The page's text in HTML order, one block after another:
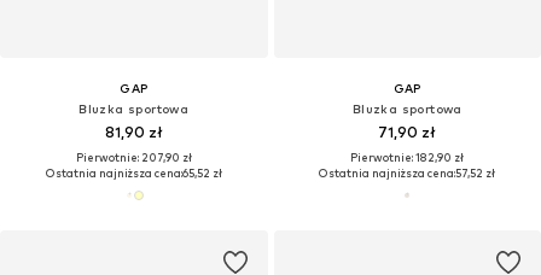
GAP
Bluzka sportowa
81,90 zł
Pierwotnie: 207,90 zł
Ostatnia najniższa cena:65,52 zł
GAP
Bluzka sportowa
71,90 zł
Pierwotnie: 182,90 zł
Ostatnia najniższa cena:57,52 zł